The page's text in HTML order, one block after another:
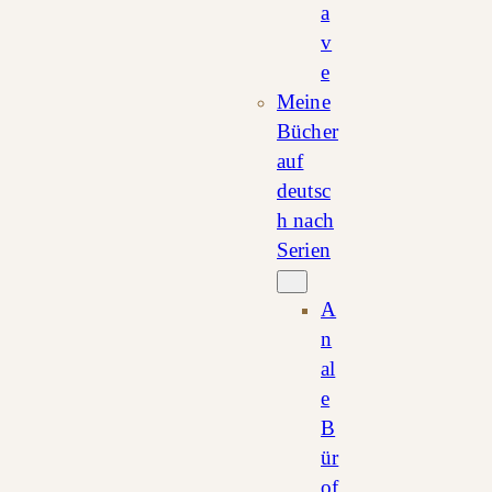
a
v
e
Meine
Bücher
auf
deutsc
h nach
Serien
A
n
al
e
B
ür
of